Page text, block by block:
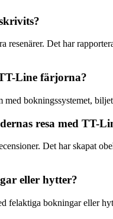
Det har
Line färjorna?
bokningssystemet,
resa med TT-
Det har skapat
eller hytter?
bokningar eller